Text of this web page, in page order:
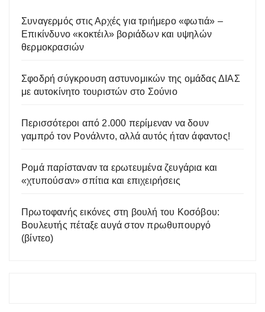
Συναγερμός στις Αρχές για τριήμερο «φωτιά» –
Επικίνδυνο «κοκτέιλ» βοριάδων και υψηλών
θερμοκρασιών
Σφοδρή σύγκρουση αστυνομικών της ομάδας ΔΙΑΣ
με αυτοκίνητο τουριστών στο Σούνιο
Περισσότεροι από 2.000 περίμεναν να δουν
γαμπρό τον Ρονάλντο, αλλά αυτός ήταν άφαντος!
Ρομά παρίσταναν τα ερωτευμένα ζευγάρια και
«χτυπούσαν» σπίτια και επιχειρήσεις
Πρωτοφανής εικόνες στη βουλή του Κοσόβου:
Βουλευτής πέταξε αυγά στον πρωθυπουργό
(βίντεο)